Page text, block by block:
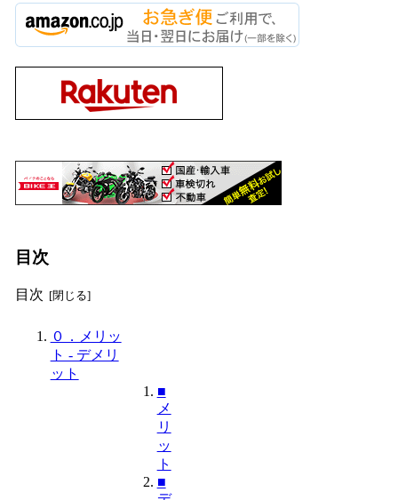
目次
目次
０．メリッ
ト - デメリ
ット
■
メ
リ
ッ
ト
■